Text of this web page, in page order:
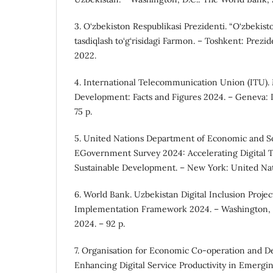
3. O‘zbekiston Respublikasi Prezidenti.
tasdiqlash to‘g‘risidagi Farmon. – Toshkent:
2022.
4. International Telecommunication Union (ITU).
Development: Facts and Figures 2024. –
75 p.
5. United Nations Department of Economic and
EGovernment Survey 2024: Accelerating Digital
Sustainable Development. – New York: United
6. World Bank. Uzbekistan Digital Inclusion
Implementation Framework 2024. – Washington,
2024. – 92 p.
7. Organisation for Economic Co-operation and
Enhancing Digital Service Productivity in